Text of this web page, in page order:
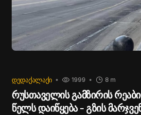
ᲓᲔᲓᲐᲥᲐᲚᲐᲥᲘ 8 m
1999
რუსთაველის გამზირის
წელს დაიწყება - გზის